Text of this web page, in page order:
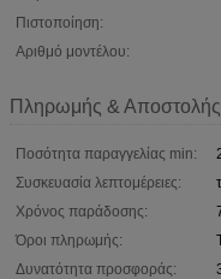
Πιστοποίηση:
Αριθμό μοντέλου:
Πληρωμής &
Ποσότητα παραγγελίας min:
Συσκευασία λεπτομέρειες:
Χρόνος παράδοσης:
Όροι πληρωμής:
Δυνατότητα προσφοράς: